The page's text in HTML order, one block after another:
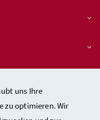
uns Ihre
zu optimieren. Wir